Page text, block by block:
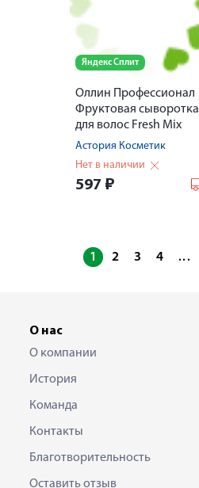
Яндекс Сплит
Оллин Профессионал
Фруктовая сыворотка
для волос Fresh Mix
120мл
Астория Косметик
Нет в наличии
597 ₽
1 2 3 4 ...
О нас
О компании
История
Команда
Контакты
Благотворительность
Оставить отзыв